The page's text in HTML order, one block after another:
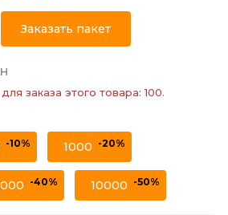
Заказать пакет
заказа этого товара: 100.
-10% 1000 -20%
-40% 10000 -50%